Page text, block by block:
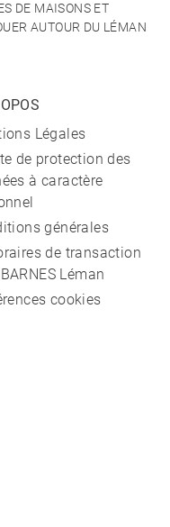
DE MAISONS ET
AUTOUR DU LÉMAN
Légales
de protection des
à caractère
générales
de transaction
Léman
cookies